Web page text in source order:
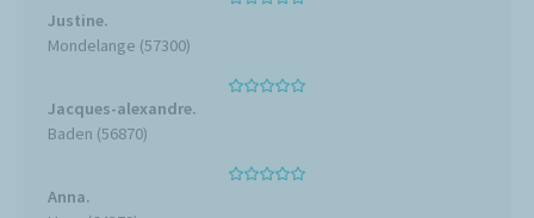
Justine.
Mondelange (57300)
Jacques-alexandre.
Baden (56870)
Anna.